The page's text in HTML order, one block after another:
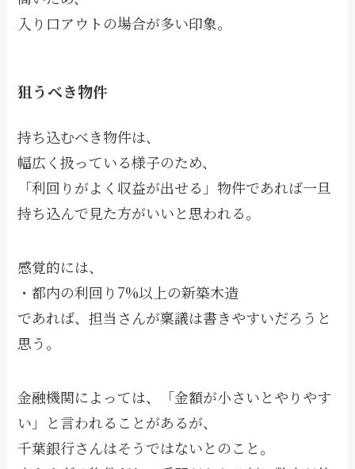
入り口アウトの場合が多い印象。
狙うべき物件
持ち込むべき物件は、
幅広く扱っている様子のため、
「利回りがよく収益が出せる」物件であれば一旦
持ち込んで見た方がいいと思われる。
感覚的には、
・都内の利回り7%以上の新築木造
であれば、担当さんが稟議は書きやすいだろうと
思う。
金融機関によっては、「金額が小さいとやりやす
い」と言われることがあるが、
千葉銀行さんはそうではないとのこと。